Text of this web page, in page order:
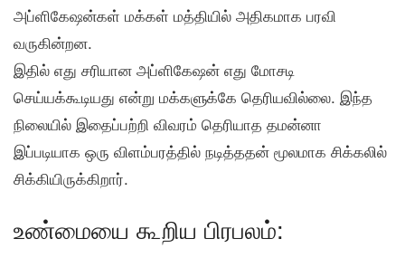
அப்ளிகேஷன்கள் மக்கள் மத்தியில் அதிகமாக பரவி
வருகின்றன.
இதில் எது சரியான அப்ளிகேஷன் எது மோசடி
செய்யக்கூடியது என்று மக்களுக்கே தெரியவில்லை. இந்த
நிலையில் இதைப்பற்றி விவரம் தெரியாத தமன்னா
இப்படியாக ஒரு விளம்பரத்தில் நடித்ததன் மூலமாக சிக்கலில்
சிக்கியிருக்கிறார்.
உண்மையை கூறிய பிரபலம்: